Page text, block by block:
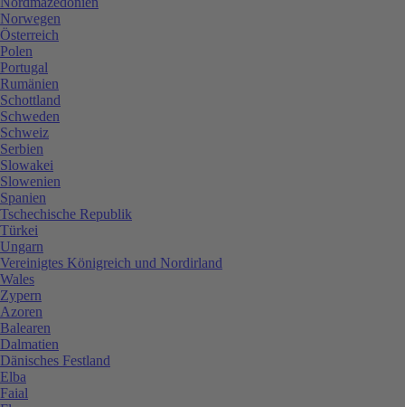
Norwegen
Österreich
Polen
Portugal
Rumänien
Schottland
Schweden
Schweiz
Serbien
Slowakei
Slowenien
Spanien
Tschechische Republik
Türkei
Ungarn
Vereinigtes Königreich und Nordirland
Wales
Zypern
Azoren
Balearen
Dalmatien
Dänisches Festland
Elba
Faial